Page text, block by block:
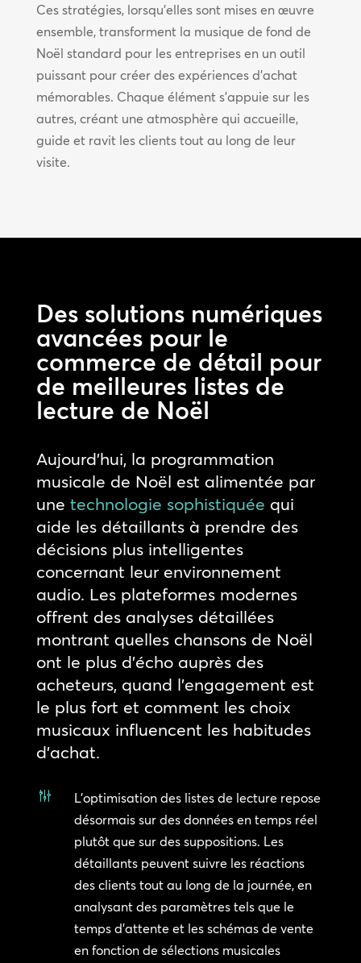
Ces stratégies, lorsqu’elles sont mises en œuvre
ensemble, transforment la musique de fond de
Noël standard pour les entreprises en un outil
puissant pour créer des expériences d’achat
mémorables. Chaque élément s’appuie sur les
autres, créant une atmosphère qui accueille,
guide et ravit les clients tout au long de leur
visite.
Des solutions numériques
avancées pour le
commerce de détail pour
de meilleures listes de
lecture de Noël
Aujourd’hui, la programmation
musicale de Noël est alimentée par
une technologie sophistiquée qui
aide les détaillants à prendre des
décisions plus intelligentes
concernant leur environnement
audio. Les plateformes modernes
offrent des analyses détaillées
montrant quelles chansons de Noël
ont le plus d’écho auprès des
acheteurs, quand l’engagement est
le plus fort et comment les choix
musicaux influencent les habitudes
d’achat.
g
L’optimisation des listes de lecture repose
désormais sur des données en temps réel
plutôt que sur des suppositions. Les
détaillants peuvent suivre les réactions
des clients tout au long de la journée, en
analysant des paramètres tels que le
temps d’attente et les schémas de vente
en fonction de sélections musicales